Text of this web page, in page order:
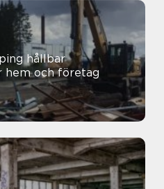
hem och företag